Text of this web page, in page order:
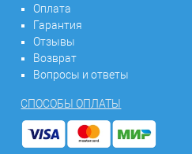
Оплата
Гарантия
Отзывы
Возврат
Вопросы и ответы
СПОСОБЫ ОПЛАТЫ